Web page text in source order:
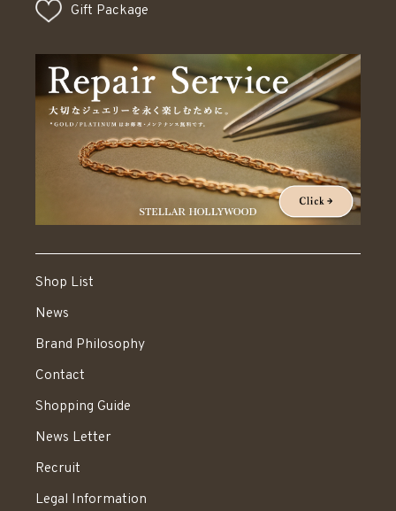
Gift Package
Shop List
News
Brand Philosophy
Contact
Shopping Guide
News Letter
Recruit
Legal Information